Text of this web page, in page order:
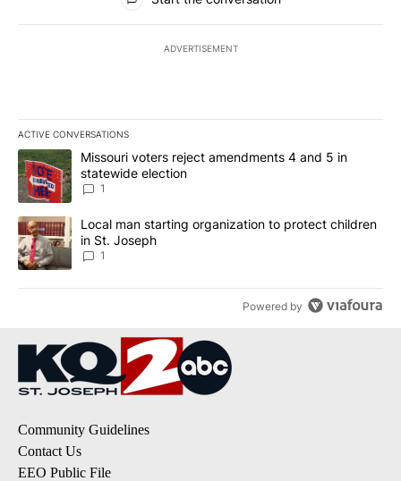
ADVERTISEMENT
ACTIVE CONVERSATIONS
The following is a list of the most commented articles in the last
A trending article titled "Missouri voters reject amendments 4
Missouri voters reject amendments 4 and 5 in
statewide election
1
A trending article titled "Local man starting organization to
Local man starting organization to protect children
in St. Joseph
1
Powered by
Community Guidelines
Contact Us
EEO Public File